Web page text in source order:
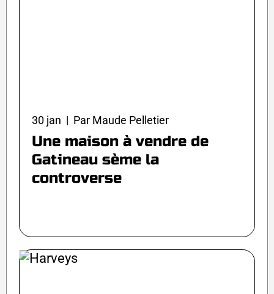
30 jan | Par Maude Pelletier
Une maison à vendre de
Gatineau sème la
controverse